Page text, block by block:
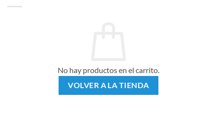
No hay productos en el carrito.
VOLVER A LA TIENDA